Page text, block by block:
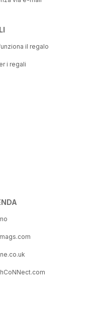
il regalo
i regali